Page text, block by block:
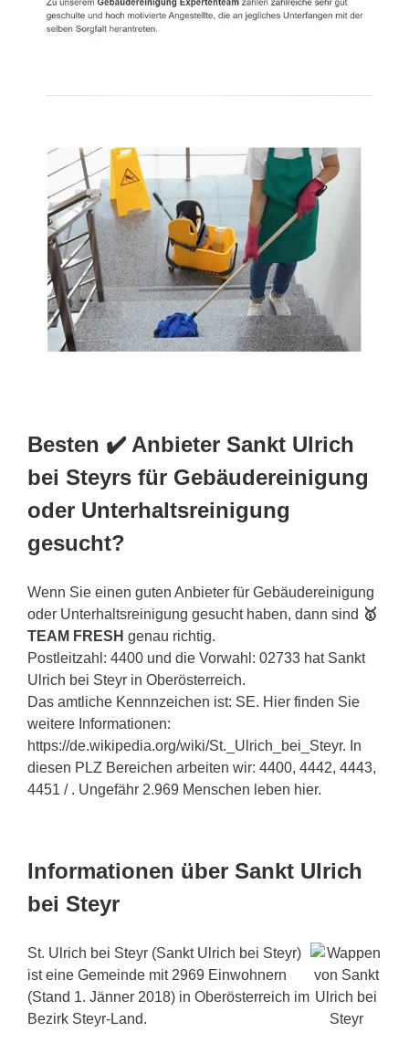
Besten ✔️ Anbieter Sankt Ulrich
bei Steyrs für Gebäudereinigung
oder Unterhaltsreinigung
gesucht?
Wenn Sie einen guten Anbieter für Gebäudereinigung
oder Unterhaltsreinigung gesucht haben, dann sind 🥇
TEAM FRESH genau richtig.
Postleitzahl: 4400 und die Vorwahl: 02733 hat Sankt
Ulrich bei Steyr in Oberösterreich.
Das amtliche Kennnzeichen ist: SE. Hier finden Sie
weitere Informationen:
https://de.wikipedia.org/wiki/St._Ulrich_bei_Steyr. In
diesen PLZ Bereichen arbeiten wir: 4400, 4442, 4443,
4451 / . Ungefähr 2.969 Menschen leben hier.
Informationen über Sankt Ulrich
bei Steyr
St. Ulrich bei Steyr (Sankt Ulrich bei Steyr)
ist eine Gemeinde mit 2969 Einwohnern
(Stand 1. Jänner 2018) in Oberösterreich im
Bezirk Steyr-Land.